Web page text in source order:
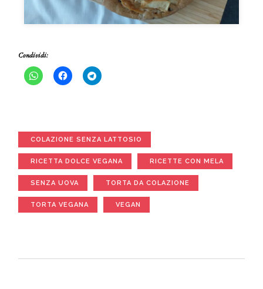
Condividi:
COLAZIONE SENZA LATTOSIO
RICETTA DOLCE VEGANA RICETTE CON MELA
SENZA UOVA TORTA DA COLAZIONE
TORTA VEGANA VEGAN